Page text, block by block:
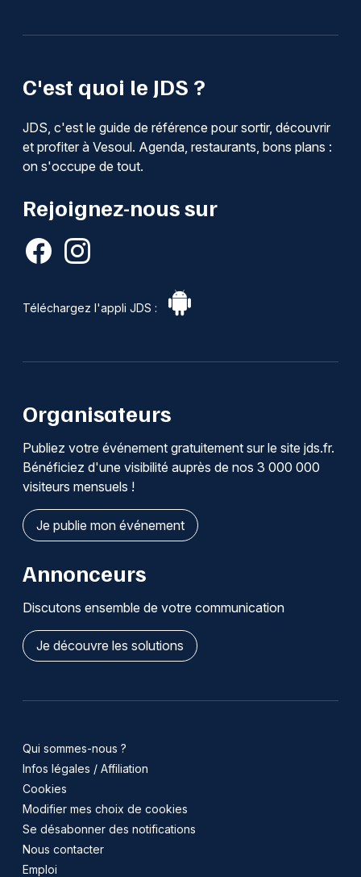
C'est quoi le JDS ?
JDS, c'est le guide de référence pour sortir, découvrir
et profiter à Vesoul. Agenda, restaurants, bons plans :
on s'occupe de tout.
Rejoignez-nous sur
Téléchargez l'appli JDS :
Organisateurs
Publiez votre événement gratuitement sur le site jds.fr.
Bénéficiez d'une visibilité auprès de nos 3 000 000
visiteurs mensuels !
Je publie mon événement
Annonceurs
Discutons ensemble de votre communication
Je découvre les solutions
Qui sommes-nous ?
Infos légales / Affiliation
Cookies
Modifier mes choix de cookies
Se désabonner des notifications
Nous contacter
Emploi